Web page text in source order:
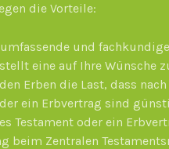
die Vorteile:
und
eine auf Ihre Wünsche
Erben die Last, dass
ein Erbvertrag sind
Testament oder ein
beim Zentralen